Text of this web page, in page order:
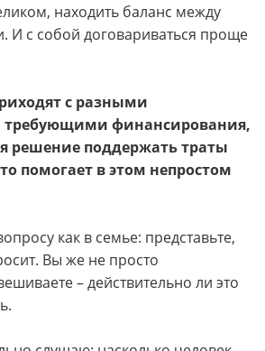
находить баланс между
И с собой договариваться проще
с разными
финансирования,
решение поддержать траты
помогает в этом непростом
как в семье: представьте,
Вы же не просто
– действительно ли это